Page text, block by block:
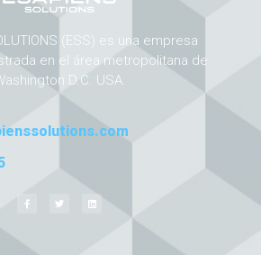
(ESS) es una empresa
en el área metropolitana de
D.C. USA.